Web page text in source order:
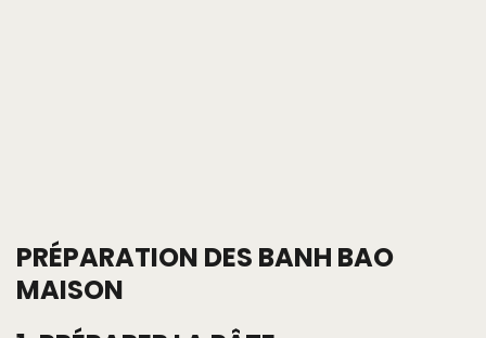
PRÉPARATION DES BANH BAO
MAISON